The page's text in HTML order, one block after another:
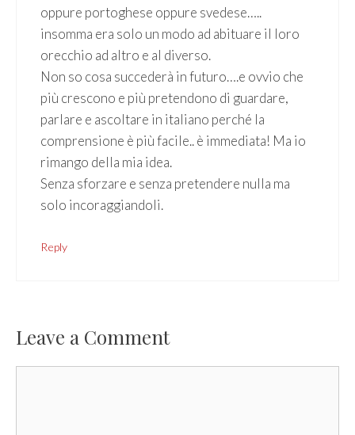
oppure portoghese oppure svedese…..
insomma era solo un modo ad abituare il loro
orecchio ad altro e al diverso.
Non so cosa succederà in futuro….e ovvio che
più crescono e più pretendono di guardare,
parlare e ascoltare in italiano perché la
comprensione è più facile.. è immediata! Ma io
rimango della mia idea.
Senza sforzare e senza pretendere nulla ma
solo incoraggiandoli.
Reply
Leave a Comment